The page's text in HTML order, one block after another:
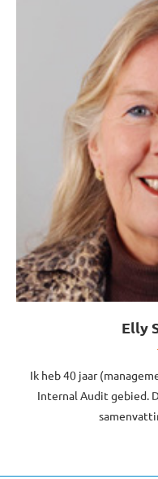
Elly
Ik heb 40 jaar
Internal Audit gebied.